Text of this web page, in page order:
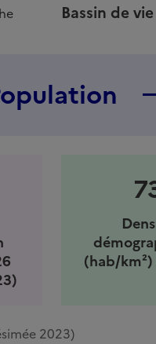
Bassin de vie
(hab/
2023)